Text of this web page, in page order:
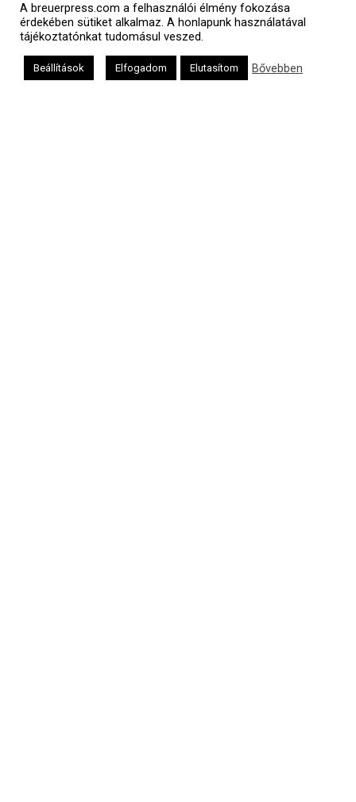
A breuerpress.com a felhasználói élmény fokozása
érdekében sütiket alkalmaz. A honlapunk használatával
tájékoztatónkat tudomásul veszed.
Beállítások Elfogadom Elutasítom Bővebben